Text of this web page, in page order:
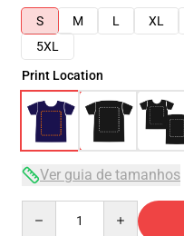
S
M L XL
5XL
Print Location
Ver guia de tamanhos